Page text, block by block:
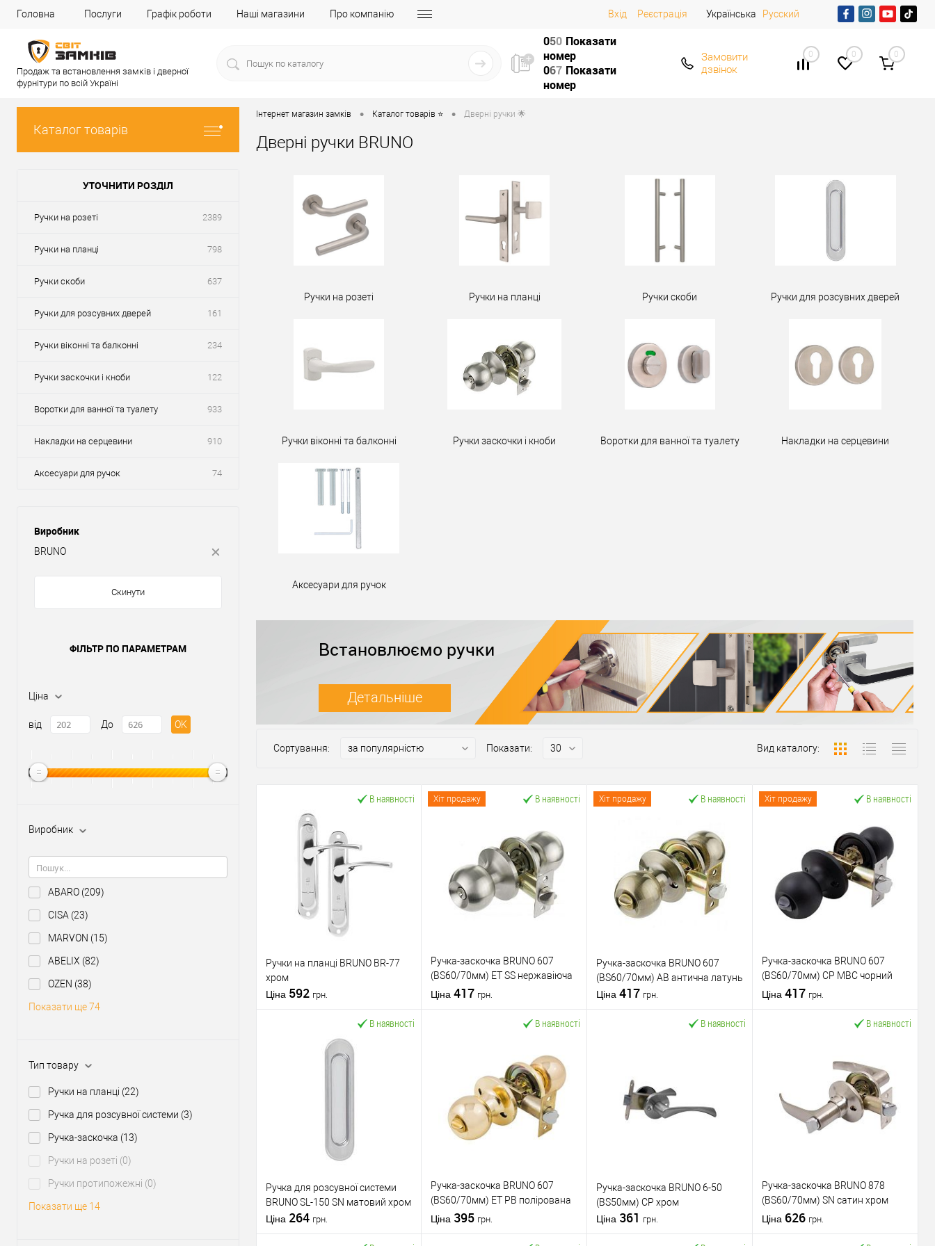
Головна Послуги Графік роботи Наші магазини Про компанію Вхід Реєстрація Українська Русский
Продаж та встановлення замків і дверної
фурнітури по всій Україні
050 Показати
номер
067 Показати
номер
Замовити
дзвінок
0 0 0
Каталог товарів
УТОЧНИТИ РОЗДІЛ
Ручки на розеті 2389
Ручки на планці 798
Ручки скоби 637
Ручки для розсувних дверей 161
Ручки віконні та балконні 234
Ручки заскочки і кноби 122
Воротки для ванної та туалету 933
Накладки на серцевини 910
Аксесуари для ручок 74
Виробник
BRUNO
Скинути
ФІЛЬТР ПО ПАРАМЕТРАМ
Ціна
від До OK
Виробник
ABARO (209)
CISA (23)
MARVON (15)
ABELIX (82)
OZEN (38)
Показати ще 74
Тип товару
Ручки на планці (22)
Ручка для розсувної системи (3)
Ручка-заскочка (13)
Ручки на розеті (0)
Ручки протипожежні (0)
Показати ще 14
Інтернет магазин замків • Каталог товарів ⭐ • Дверні ручки 🌟
Дверні ручки BRUNO
Ручки на розеті Ручки на планці Ручки скоби Ручки для розсувних дверей
Ручки віконні та балконні Ручки заскочки і кноби Воротки для ванної та туалету Накладки на серцевини
Аксесуари для ручок
Встановлюємо ручки
Детальніше
Сортування: Показати: Вид каталогу:
В наявності
Ручки на планці BRUNO BR-77
хром
Ціна 592 грн.
У кошик
Матеріал дверей
для металевих
дверей /для
Країна виробник
Китай
Хіт продажу В наявності
Ручка-заскочка BRUNO 607
(BS60/70мм) ET SS нержавіюча
сталь
Ціна 417 грн.
Купити в 1 клік
До
порівняння
У обране
Матеріал дверей
для дерев'яних
дверей
Країна виробник
фіксована-
Хіт продажу В наявності
Ручка-заскочка BRUNO 607
(BS60/70мм) AB антична латунь
Ціна 417 грн.
Купити в 1 клік
У обране
Матеріал дверей
для дерев'яних
Країна виробник
фіксована-
Хіт продажу В наявності
Ручка-заскочка BRUNO 607
(BS60/70мм) CP MBC чорний
матовий
Ціна 417 грн.
Купити в 1 клік
До
порівняння
У обране
Матеріал дверей
для дерев'яних
дверей
Країна виробник
фіксована-
В наявності
Ручка для розсувної системи
BRUNO SL-150 SN матовий хром
Ціна 264 грн.
В наявності
Ручка-заскочка BRUNO 607
(BS60/70мм) ET PB полірована
латунь
Ціна 395 грн.
В наявності
Ручка-заскочка BRUNO 6-50
(BS50мм) CP хром
Ціна 361 грн.
В наявності
Ручка-заскочка BRUNO 878
(BS60/70мм) SN сатин хром
(нікель)
Ціна 626 грн.